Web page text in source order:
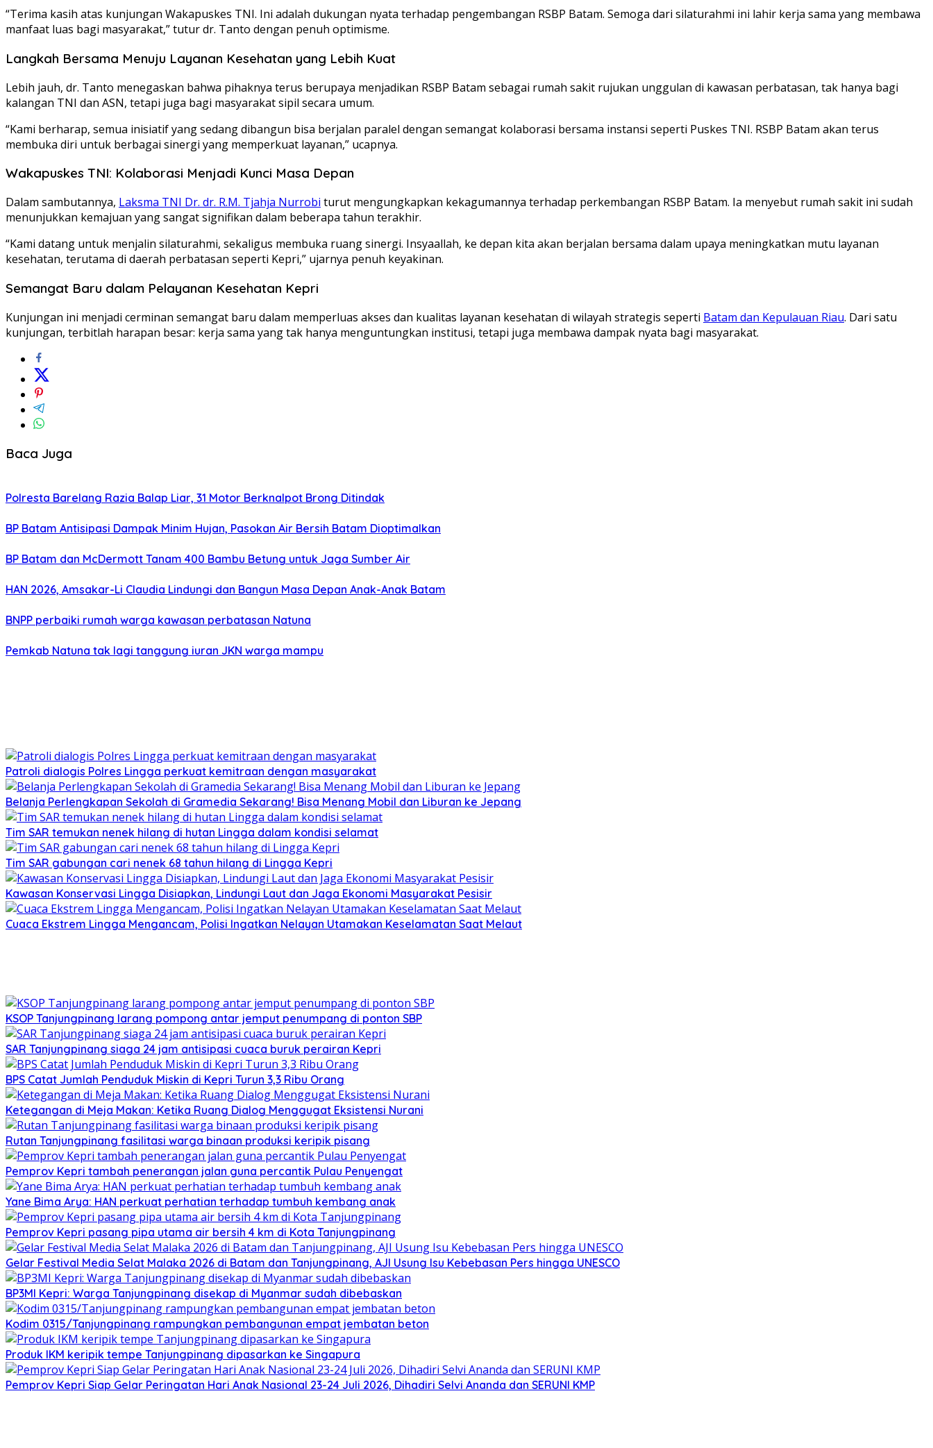
“Terima kasih atas kunjungan Wakapuskes TNI. Ini adalah dukungan nyata terhadap pengembangan RSBP Batam. Semoga dari silaturahmi ini lahir kerja sama yang membawa
manfaat luas bagi masyarakat,” tutur dr. Tanto dengan penuh optimisme.
Langkah Bersama Menuju Layanan Kesehatan yang Lebih Kuat
Lebih jauh, dr. Tanto menegaskan bahwa pihaknya terus berupaya menjadikan RSBP Batam sebagai rumah sakit rujukan unggulan di kawasan perbatasan, tak hanya bagi
kalangan TNI dan ASN, tetapi juga bagi masyarakat sipil secara umum.
“Kami berharap, semua inisiatif yang sedang dibangun bisa berjalan paralel dengan semangat kolaborasi bersama instansi seperti Puskes TNI. RSBP Batam akan terus
membuka diri untuk berbagai sinergi yang memperkuat layanan,” ucapnya.
Wakapuskes TNI: Kolaborasi Menjadi Kunci Masa Depan
Dalam sambutannya, Laksma TNI Dr. dr. R.M. Tjahja Nurrobi turut mengungkapkan kekagumannya terhadap perkembangan RSBP Batam. Ia menyebut rumah sakit ini sudah
menunjukkan kemajuan yang sangat signifikan dalam beberapa tahun terakhir.
“Kami datang untuk menjalin silaturahmi, sekaligus membuka ruang sinergi. Insyaallah, ke depan kita akan berjalan bersama dalam upaya meningkatkan mutu layanan
kesehatan, terutama di daerah perbatasan seperti Kepri,” ujarnya penuh keyakinan.
Semangat Baru dalam Pelayanan Kesehatan Kepri
Kunjungan ini menjadi cerminan semangat baru dalam memperluas akses dan kualitas layanan kesehatan di wilayah strategis seperti Batam dan Kepulauan Riau. Dari satu
kunjungan, terbitlah harapan besar: kerja sama yang tak hanya menguntungkan institusi, tetapi juga membawa dampak nyata bagi masyarakat.
Baca Juga
Polresta Barelang Razia Balap Liar, 31 Motor Berknalpot Brong Ditindak
BP Batam Antisipasi Dampak Minim Hujan, Pasokan Air Bersih Batam Dioptimalkan
BP Batam dan McDermott Tanam 400 Bambu Betung untuk Jaga Sumber Air
HAN 2026, Amsakar-Li Claudia Lindungi dan Bangun Masa Depan Anak-Anak Batam
BNPP perbaiki rumah warga kawasan perbatasan Natuna
Pemkab Natuna tak lagi tanggung iuran JKN warga mampu
Patroli dialogis Polres Lingga perkuat kemitraan dengan masyarakat
Belanja Perlengkapan Sekolah di Gramedia Sekarang! Bisa Menang Mobil dan Liburan ke Jepang
Tim SAR temukan nenek hilang di hutan Lingga dalam kondisi selamat
Tim SAR gabungan cari nenek 68 tahun hilang di Lingga Kepri
Kawasan Konservasi Lingga Disiapkan, Lindungi Laut dan Jaga Ekonomi Masyarakat Pesisir
Cuaca Ekstrem Lingga Mengancam, Polisi Ingatkan Nelayan Utamakan Keselamatan Saat Melaut
KSOP Tanjungpinang larang pompong antar jemput penumpang di ponton SBP
SAR Tanjungpinang siaga 24 jam antisipasi cuaca buruk perairan Kepri
BPS Catat Jumlah Penduduk Miskin di Kepri Turun 3,3 Ribu Orang
Ketegangan di Meja Makan: Ketika Ruang Dialog Menggugat Eksistensi Nurani
Rutan Tanjungpinang fasilitasi warga binaan produksi keripik pisang
Pemprov Kepri tambah penerangan jalan guna percantik Pulau Penyengat
Yane Bima Arya: HAN perkuat perhatian terhadap tumbuh kembang anak
Pemprov Kepri pasang pipa utama air bersih 4 km di Kota Tanjungpinang
Gelar Festival Media Selat Malaka 2026 di Batam dan Tanjungpinang, AJI Usung Isu Kebebasan Pers hingga UNESCO
BP3MI Kepri: Warga Tanjungpinang disekap di Myanmar sudah dibebaskan
Kodim 0315/Tanjungpinang rampungkan pembangunan empat jembatan beton
Produk IKM keripik tempe Tanjungpinang dipasarkan ke Singapura
Pemprov Kepri Siap Gelar Peringatan Hari Anak Nasional 23-24 Juli 2026, Dihadiri Selvi Ananda dan SERUNI KMP